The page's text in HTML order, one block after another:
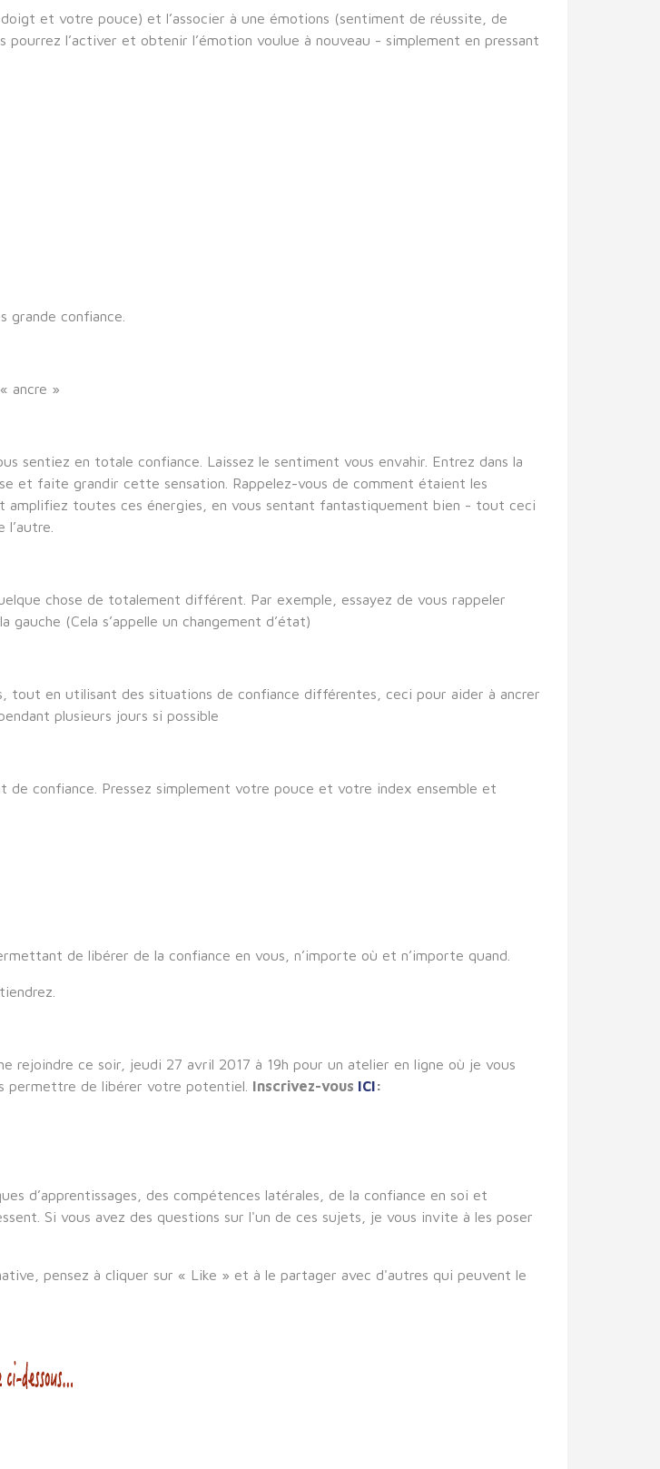
et votre pouce) et l’associer à une émotions (sentiment de réussite, de
l’activer et obtenir l’émotion voulue à nouveau - simplement en pressant
grande confiance.
ancre »
sentiez en totale confiance. Laissez le sentiment vous envahir. Entrez dans la
et faite grandir cette sensation. Rappelez-vous de comment étaient les
amplifiez toutes ces énergies, en vous sentant fantastiquement bien - tout ceci
chose de totalement différent. Par exemple, essayez de vous rappeler
(Cela s’appelle un changement d’état)
tout en utilisant des situations de confiance différentes, ceci pour aider à ancrer
plusieurs jours si possible
de confiance. Pressez simplement votre pouce et votre index ensemble et
de libérer de la confiance en vous, n’importe où et n’importe quand.
rejoindre ce soir, jeudi 27 avril 2017 à 19h pour un atelier en ligne où je vous
permettre de libérer votre potentiel. Inscrivez-vous ICI:
d’apprentissages, des compétences latérales, de la confiance en soi et
Si vous avez des questions sur l'un de ces sujets, je vous invite à les poser
pensez à cliquer sur « Like » et à le partager avec d'autres qui peuvent le